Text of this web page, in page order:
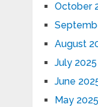
October
August
July 2025
June
May 2025